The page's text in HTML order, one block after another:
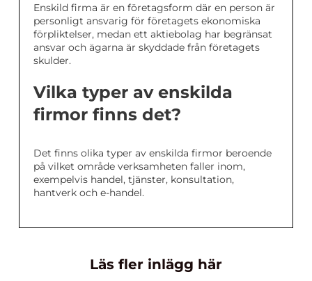
Enskild firma är en företagsform där en person är
personligt ansvarig för företagets ekonomiska
förpliktelser, medan ett aktiebolag har begränsat
ansvar och ägarna är skyddade från företagets
skulder.
Vilka typer av enskilda
firmor finns det?
Det finns olika typer av enskilda firmor beroende
på vilket område verksamheten faller inom,
exempelvis handel, tjänster, konsultation,
hantverk och e-handel.
Läs fler inlägg här